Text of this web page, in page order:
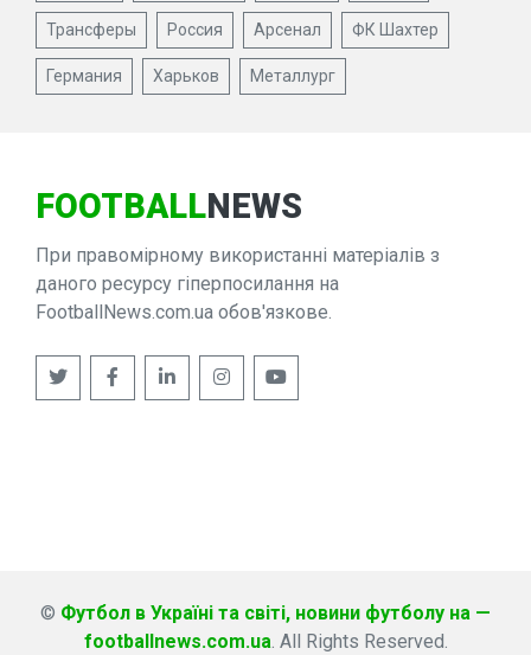
Трансферы Россия Арсенал ФК Шахтер
Германия Харьков Металлург
FOOTBALLNEWS
При правомірному використанні матеріалів з
даного ресурсу гіперпосилання на
FootballNews.com.ua обов'язкове.
© Футбол в Україні та світі, новини футболу на —
footballnews.com.ua. All Rights Reserved.